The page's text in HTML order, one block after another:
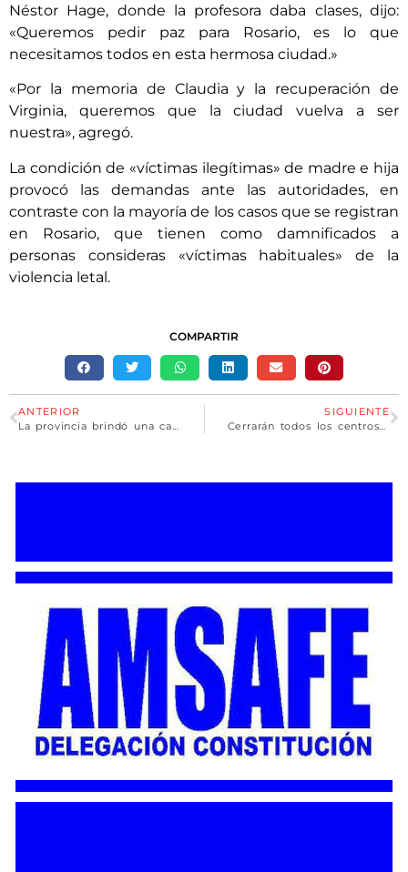
Néstor Hage, donde la profesora daba clases, dijo:
«Queremos pedir paz para Rosario, es lo que
necesitamos todos en esta hermosa ciudad.»
«Por la memoria de Claudia y la recuperación de
Virginia, queremos que la ciudad vuelva a ser
nuestra», agregó.
La condición de «víctimas ilegítimas» de madre e hija
provocó las demandas ante las autoridades, en
contraste con la mayoría de los casos que se registran
en Rosario, que tienen como damnificados a
personas consideras «víctimas habituales» de la
violencia letal.
COMPARTIR
ANTERIOR
SIGUIENTE